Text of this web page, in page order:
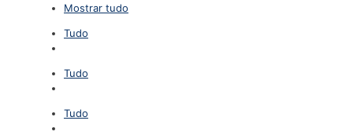
Mostrar tudo
Tudo
Tudo
Tudo